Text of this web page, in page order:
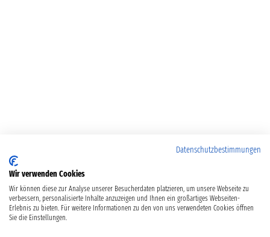
Datenschutzbestimmungen
Wir verwenden Cookies
Wir können diese zur Analyse unserer Besucherdaten platzieren, um unsere Webseite zu
verbessern, personalisierte Inhalte anzuzeigen und Ihnen ein großartiges Webseiten-
Erlebnis zu bieten. Für weitere Informationen zu den von uns verwendeten Cookies öffnen
Sie die Einstellungen.